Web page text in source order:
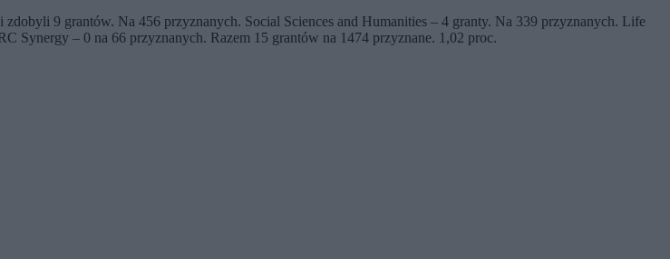
9 grantów. Na 456 przyznanych. Social Sciences and Humanities – 4 granty. Na 339 przyznanych. Life
Synergy – 0 na 66 przyznanych. Razem 15 grantów na 1474 przyznane. 1,02 proc.